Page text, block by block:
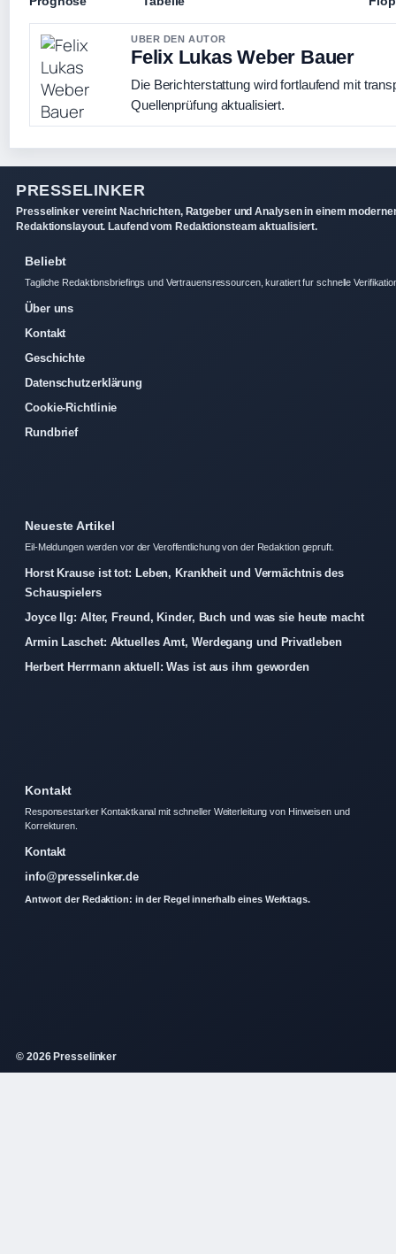
UBER DEN AUTOR
Felix Lukas Weber Bauer
Die Berichterstattung wird fortlaufend mit
Quellenprüfung aktualisiert.
PRESSELINKER
Presselinker vereint Nachrichten, Ratgeber und Analysen in einem
Redaktionslayout. Laufend vom Redaktionsteam aktualisiert.
Beliebt
Tagliche Redaktionsbriefings und Vertrauensressourcen, kuratiert fur schnelle
Über uns
Kontakt
Geschichte
Datenschutzerklärung
Cookie-Richtlinie
Rundbrief
Neueste Artikel
Eil-Meldungen werden vor der Veroffentlichung von der Redaktion gepruft.
Horst Krause ist tot: Leben, Krankheit und Vermächtnis des
Schauspielers
Joyce Ilg: Alter, Freund, Kinder, Buch und was sie heute macht
Armin Laschet: Aktuelles Amt, Werdegang und Privatleben
Herbert Herrmann aktuell: Was ist aus ihm geworden
Kontakt
Responsestarker Kontaktkanal mit schneller Weiterleitung von Hinweisen und
Korrekturen.
Kontakt
info@presselinker.de
Antwort der Redaktion: in der Regel innerhalb eines Werktags.
© 2026 Presselinker